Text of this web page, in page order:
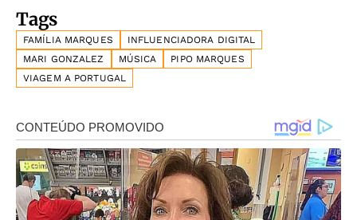
Tags
FAMÍLIA MARQUES
INFLUENCIADORA DIGITAL
MARI GONZALEZ
MÚSICA
PIPO MARQUES
VIAGEM A PORTUGAL